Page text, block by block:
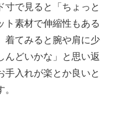
寸で見ると「ちょっと
素材で伸縮性もある
着てみると腕や肩に少
んどいかな」と思い返
手入れが楽とか良いと